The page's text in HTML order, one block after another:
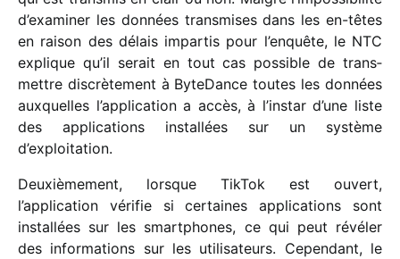
d’examiner les données trans­mises dans les en-têtes
en raison des délais impar­tis pour l’enquête, le NTC
explique qu’il serait en tout cas possible de trans­
mettre discrè­te­ment à ByteDance toutes les données
auxquelles l’application a accès, à l’instar d’une liste
des appli­ca­tions instal­lées sur un système
d’exploitation.
Deuxièmement, lorsque TikTok est ouvert,
l’application véri­fie si certaines appli­ca­tions sont
instal­lées sur les smart­phones, ce qui peut révé­ler
des infor­ma­tions sur les utili­sa­teurs. Cependant, le